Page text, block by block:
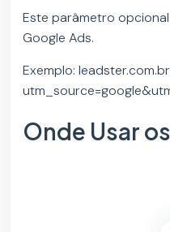
Este parâmetro
Google Ads.
Exemplo:
Onde Usar